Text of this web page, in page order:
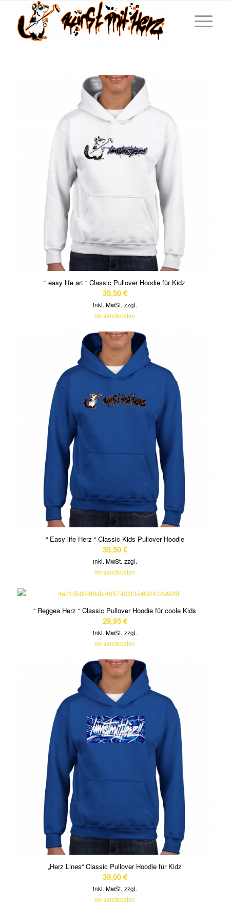
“ easy life art “ Classic Pullover Hoodie für Kidz
35,50€
inkl. MwSt. zzgl.
Versandkosten
“ Easy life Herz “ Classic Kids Pullover Hoodie
35,50€
inkl. MwSt. zzgl.
Versandkosten
“ Reggea Herz “ Classic Pullover Hoodie für coole Kids
29,95€
inkl. MwSt. zzgl.
Versandkosten
„Herz Lines“ Classic Pullover Hoodie für Kidz
39,00€
inkl. MwSt. zzgl.
Versandkosten